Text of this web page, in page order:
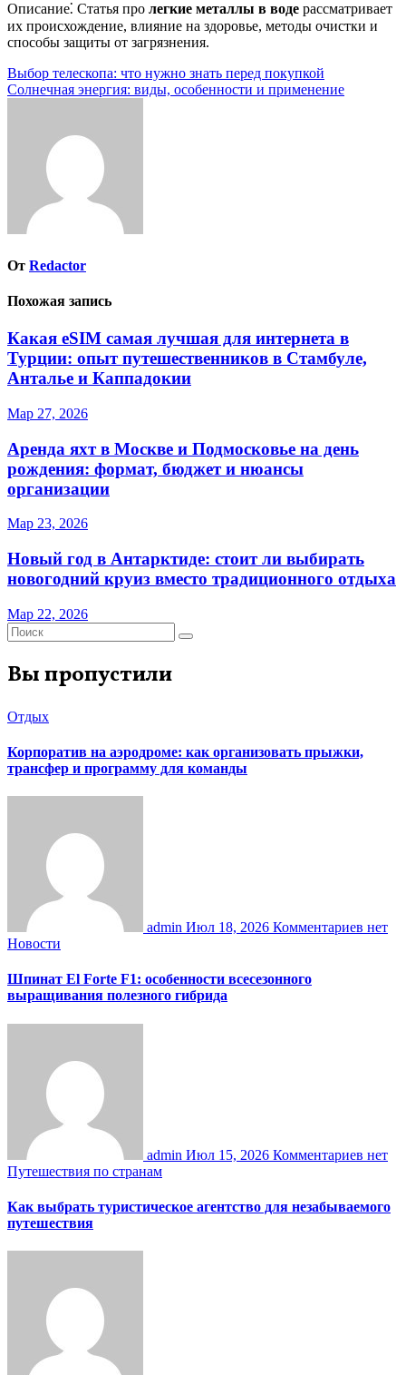
Описание⁚ Статья про легкие металлы в воде рассматривает
их происхождение, влияние на здоровье, методы очистки и
способы защиты от загрязнения.
Навигация
по
Выбор телескопа: что нужно знать перед покупкой
Солнечная энергия: виды, особенности и применение
От Redactor
Похожая запись
Какая eSIM самая лучшая для интернета в
Турции: опыт путешественников в Стамбуле,
Анталье и Каппадокии
Мар 27, 2026
Аренда яхт в Москве и Подмосковье на день
рождения: формат, бюджет и нюансы
организации
Мар 23, 2026
Новый год в Антарктиде: стоит ли выбирать
новогодний круиз вместо традиционного отдыха
Мар 22, 2026
Вы пропустили
Отдых
Корпоратив на аэродроме: как организовать прыжки,
трансфер и программу для команды
admin Июл 18, 2026 Комментариев нет
Новости
Шпинат El Forte F1: особенности всесезонного
выращивания полезного гибрида
admin Июл 15, 2026 Комментариев нет
Путешествия по странам
Как выбрать туристическое агентство для незабываемого
путешествия